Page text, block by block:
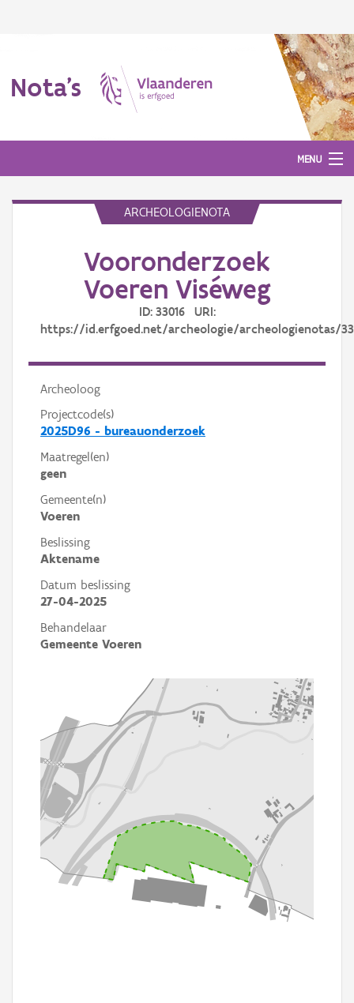
Nota's
MENU
ARCHEOLOGIENOTA
Vooronderzoek
Voeren Viséweg
ID: 33016 URI:
https://id.erfgoed.net/archeologie/archeologienotas/
Archeoloog
Projectcode(s)
2025D96 - bureauonderzoek
Maatregel(en)
geen
Gemeente(n)
Voeren
Beslissing
Aktename
Datum beslissing
27-04-2025
Behandelaar
Gemeente Voeren